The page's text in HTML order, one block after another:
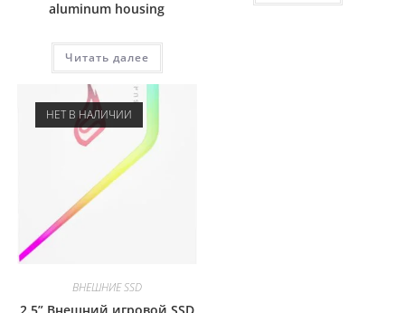
aluminum housing
Читать далее
НЕТ В НАЛИЧИИ
ВНЕШНИЕ SSD